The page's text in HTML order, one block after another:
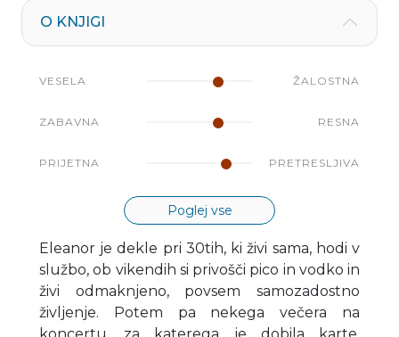
O KNJIGI
VESELA ŽALOSTNA
ZABAVNA RESNA
PRIJETNA PRETRESLJIVA
Poglej vse
Eleanor je dekle pri 30tih, ki živi sama, hodi v
službo, ob vikendih si privošči pico in vodko in
živi odmaknjeno, povsem samozadostno
življenje. Potem pa nekega večera na